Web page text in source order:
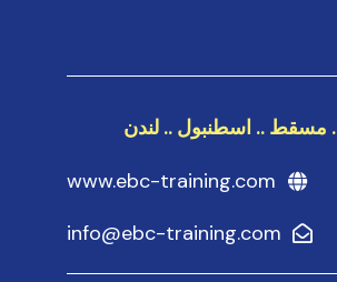
مسقط .. اسطنبول .. لندن
www.ebc-training.com
info@ebc-training.com